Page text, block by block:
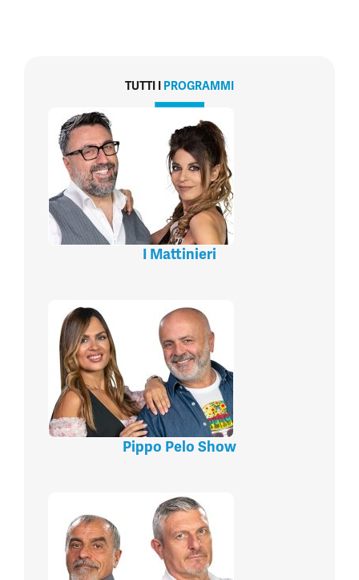
TUTTI I PROGRAMMI
I Mattinieri
Pippo Pelo Show